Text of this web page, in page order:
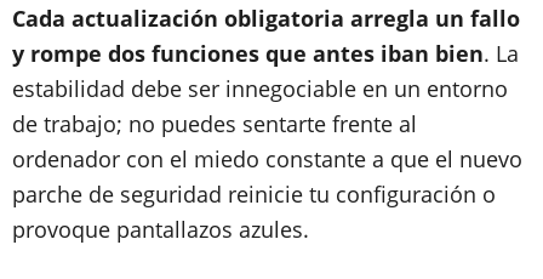
Cada actualización obligatoria arregla un fallo
y rompe dos funciones que antes iban bien. La
estabilidad debe ser innegociable en un entorno
de trabajo; no puedes sentarte frente al
ordenador con el miedo constante a que el nuevo
parche de seguridad reinicie tu configuración o
provoque pantallazos azules.